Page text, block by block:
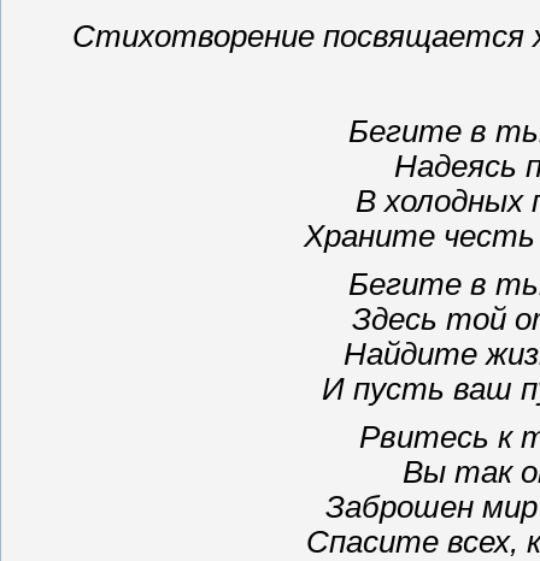
Стихотворение посвящается
Бегите в
Надеясь
В холодных
Храните честь
Бегите в
Здесь той
Найдите
И пусть ваш
Рвитесь к
Вы так
Заброшен
Спасите всех,